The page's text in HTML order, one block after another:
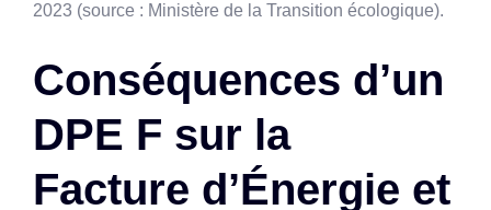
2023 (source : Ministère de la Transition écologique).
Conséquences d’un
DPE F sur la
Facture d’Énergie et